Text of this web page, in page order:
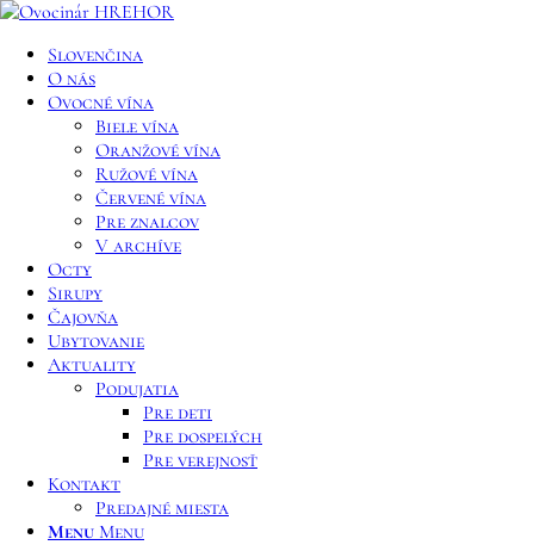
Slovenčina
O nás
Ovocné vína
Biele vína
Oranžové vína
Ružové vína
Červené vína
Pre znalcov
V archíve
Octy
Sirupy
Čajovňa
Ubytovanie
Aktuality
Podujatia
Pre deti
Pre dospelých
Pre verejnosť
Kontakt
Predajné miesta
Menu Menu